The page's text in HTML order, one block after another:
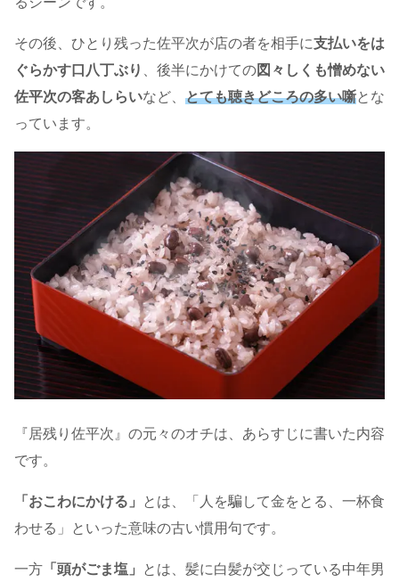
その後、ひとり残った佐平次が店の者を相手に支払いをは
ぐらかす口八丁ぶり 、後半にかけての図々しくも憎めない
佐平次の客あしらいなど、 とても聴きどころの多い噺とな
っています。
『居残り佐平次』の元々のオチは、あらすじに書いた内容
です。
「おこわにかける」
とは、「人を騙して金をとる、一杯食
わせる」といった意味の古い慣用句です。
一方 「頭がごま塩」
とは、髪に白髪が交じっている中年男